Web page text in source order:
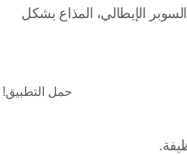
الإيطالي، المذاع بشكل
حمل التطبيق!